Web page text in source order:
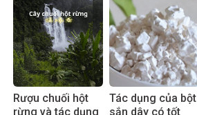
Rượu chuối hột
rừng và tác dụng
Tác dụng của bột
sắn dây có tốt